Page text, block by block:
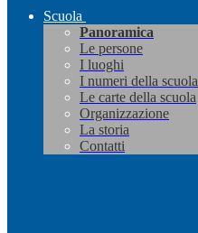
Scuola
Panoramica
Le persone
I luoghi
I numeri della scuola
Le carte della scuola
Organizzazione
La storia
Contatti